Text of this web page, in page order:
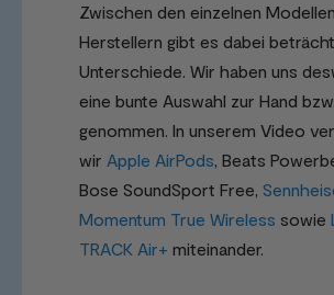
Zwischen den einzelnen
Herstellern gibt es dabei
Unterschiede. Wir haben uns
eine bunte Auswahl zur Hand
genommen. In unserem Video
wir Apple AirPods , Beats
Bose SoundSport Free,
Momentum True Wireless sowie
TRACK Air+ miteinander.